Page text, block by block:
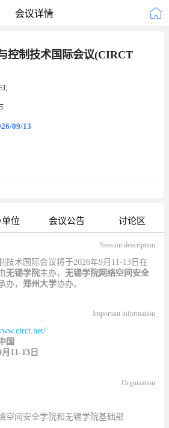
会议详情
控制技术国际会议(CIRCT
09/13
位 会议公告 讨论区
Session description
技术国际会议将于2026年9月11-13日在
无锡学院主办，无锡学院网络空间安全
办，郑州大学协办。
Important information
国
月 11-13 日
Orgnization
空间安全学院和无锡学院基础部